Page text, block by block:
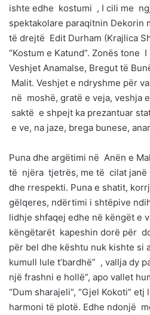
ishte edhe kostumi , I cili me
spektakolare paraqitnin
të drejtë Edit Durham (Krajlica
“Kostum e Katund”. Zonës tone
Veshjet Anamalse, Bregut të
Malit. Veshjet e ndryshme për
në moshë, gratë e veja, veshja
saktë e shpejt ka prezantuar
e ve, na jaze, brega bunese,
Puna dhe argëtimi në Anën e
të njëra tjetrës, me të cilat
dhe rrespekti. Puna e shatit,
gëlqeres, ndërtimi i shtëpive
lidhje shfaqej edhe në këngët e
këngëtarët kapeshin dorë për
për bel dhe kështu nuk kishte si
kumull lule t’bardhë” , vallja dy
një frashni e hollë”, apo vallet
“Dum sharajeli”, “Gjel Kokoti”
harmoni të plotë. Edhe ndonjë